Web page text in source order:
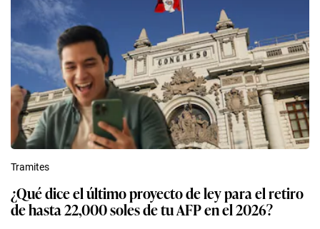
Tramites
¿Qué dice el último proyecto de ley para el retiro
de hasta 22,000 soles de tu AFP en el 2026?